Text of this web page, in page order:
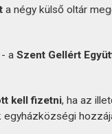
a négy külső oltár
a Szent Gellért
kell fizetni, ha az